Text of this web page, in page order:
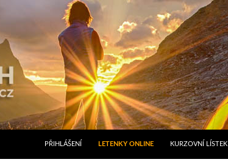
PŘIHLÁŠENÍ LETENKY ONLINE KURZOVNÍ LÍSTEK